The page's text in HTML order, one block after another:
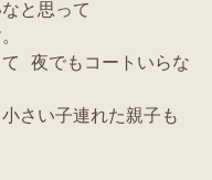
と思って
夜でもコートいらな
さい子連れた親子も